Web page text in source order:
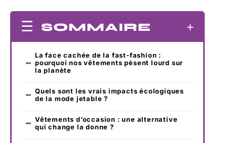
SOMMAIRE
La face cachée de la fast-fashion :
pourquoi nos vêtements pèsent lourd sur
la planète
Quels sont les vrais impacts écologiques
de la mode jetable ?
Vêtements d’occasion : une alternative
qui change la donne ?